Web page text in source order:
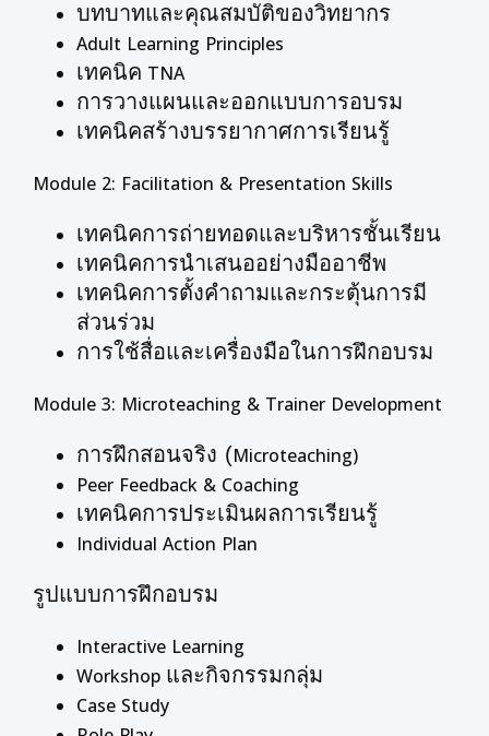
บทบาทและคุณสมบัติของวิทยากร
Adult Learning Principles
เทคนิค TNA
การวางแผนและออกแบบการอบรม
เทคนิคสร้างบรรยากาศการเรียนรู้
Module 2: Facilitation & Presentation Skills
เทคนิคการถ่ายทอดและบริหารชั้นเรียน
เทคนิคการนำเสนออย่างมืออาชีพ
เทคนิคการตั้งคำถามและกระตุ้นการมี
ส่วนร่วม
การใช้สื่อและเครื่องมือในการฝึกอบรม
Module 3: Microteaching & Trainer Development
การฝึกสอนจริง (Microteaching)
Peer Feedback & Coaching
เทคนิคการประเมินผลการเรียนรู้
Individual Action Plan
รูปแบบการฝึกอบรม
Interactive Learning
Workshop และกิจกรรมกลุ่ม
Case Study